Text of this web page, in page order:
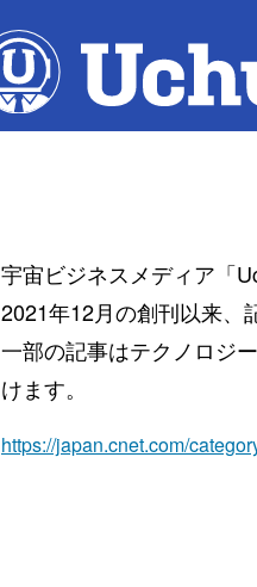
宇宙ビジネスメディア「
2021年12月の創刊以来、
一部の記事はテクノロジ
けます。
https://japan.cnet.com/